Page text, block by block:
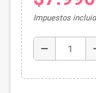
Impuestos
remove